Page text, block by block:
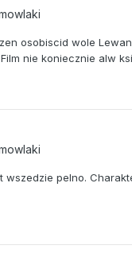
osobiscid wole
nie koniecznie alw
pelno.